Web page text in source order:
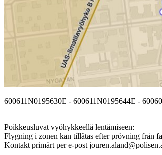
600611N0195630E - 600611N0195644E -
Poikkeusluvat vyöhykkeellä lentämiseen:
Flygning i zonen kan tillåtas efter prövning från
Kontakt primärt per e-post